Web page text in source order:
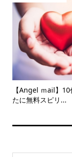
【Angel ｍail】
たに無料スピリ...